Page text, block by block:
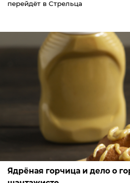
перейдёт в Стрельца
Ядрёная горчица и дело о